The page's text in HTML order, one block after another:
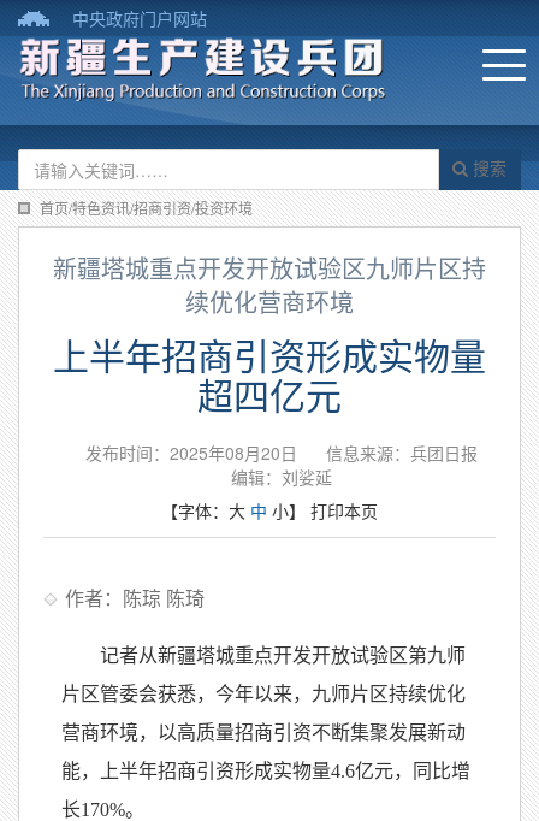
中央政府门户网站
搜索
首页/特色资讯/招商引资/投资环境
新疆塔城重点开发开放试验区九师片区持
续优化营商环境
上半年招商引资形成实物量
超四亿元
发布时间：2025年08月20日
信息来源：兵团日报
编辑：刘娑延
【字体： 大 中 小】 打印本页
作者：陈琼 陈琦
记者从新疆塔城重点开发开放试验区第九师
片区管委会获悉，今年以来，九师片区持续优化
营商环境，以高质量招商引资不断集聚发展新动
能，上半年招商引资形成实物量4.6亿元，同比增
长170%。